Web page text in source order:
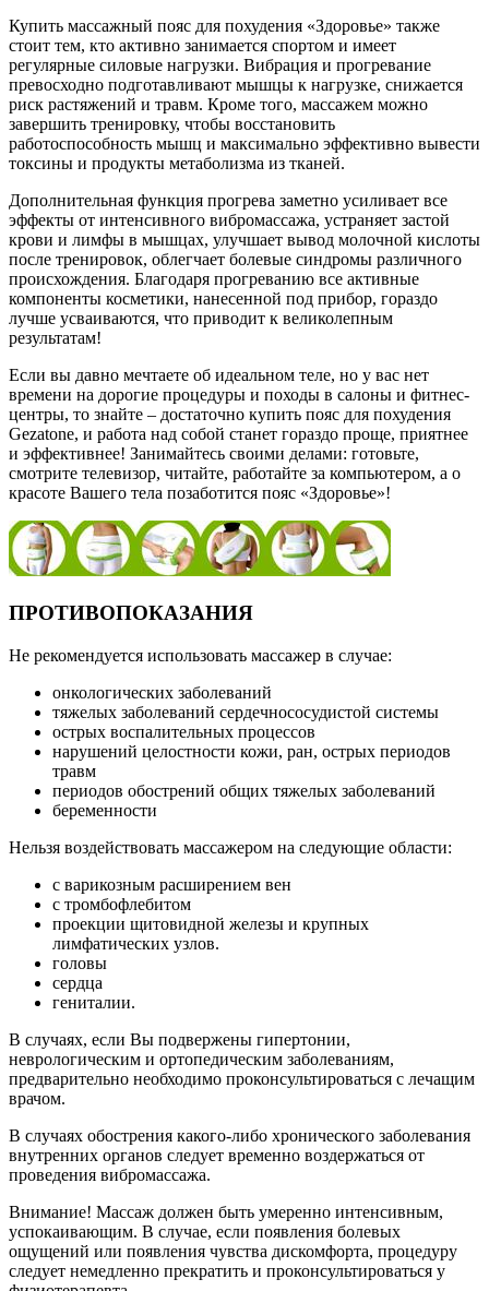
Купить массажный пояс для похудения «Здоровье» также
стоит тем, кто активно занимается спортом и имеет
регулярные силовые нагрузки. Вибрация и прогревание
превосходно подготавливают мышцы к нагрузке, снижается
риск растяжений и травм. Кроме того, массажем можно
завершить тренировку, чтобы восстановить
работоспособность мышц и максимально эффективно вывести
токсины и продукты метаболизма из тканей.
Дополнительная функция прогрева заметно усиливает все
эффекты от интенсивного вибромассажа, устраняет застой
крови и лимфы в мышцах, улучшает вывод молочной кислоты
после тренировок, облегчает болевые синдромы различного
происхождения. Благодаря прогреванию все активные
компоненты косметики, нанесенной под прибор, гораздо
лучше усваиваются, что приводит к великолепным
результатам!
Если вы давно мечтаете об идеальном теле, но у вас нет
времени на дорогие процедуры и походы в салоны и фитнес-
центры, то знайте – достаточно купить пояс для похудения
Gezatone, и работа над собой станет гораздо проще, приятнее
и эффективнее! Занимайтесь своими делами: готовьте,
смотрите телевизор, читайте, работайте за компьютером, а о
красоте Вашего тела позаботится пояс «Здоровье»!
ПРОТИВОПОКАЗАНИЯ
Не рекомендуется использовать массажер в случае:
онкологических заболеваний
тяжелых заболеваний сердечнососудистой системы
острых воспалительных процессов
нарушений целостности кожи, ран, острых периодов
травм
периодов обострений общих тяжелых заболеваний
беременности
Нельзя воздействовать массажером на следующие области:
с варикозным расширением вен
с тромбофлебитом
проекции щитовидной железы и крупных
лимфатических узлов.
головы
сердца
гениталии.
В случаях, если Вы подвержены гипертонии,
неврологическим и ортопедическим заболеваниям,
предварительно необходимо проконсультироваться с лечащим
врачом.
В случаях обострения какого-либо хронического заболевания
внутренних органов следует временно воздержаться от
проведения вибромассажа.
Внимание! Массаж должен быть умеренно интенсивным,
успокаивающим. В случае, если появления болевых
ощущений или появления чувства дискомфорта, процедуру
следует немедленно прекратить и проконсультироваться у